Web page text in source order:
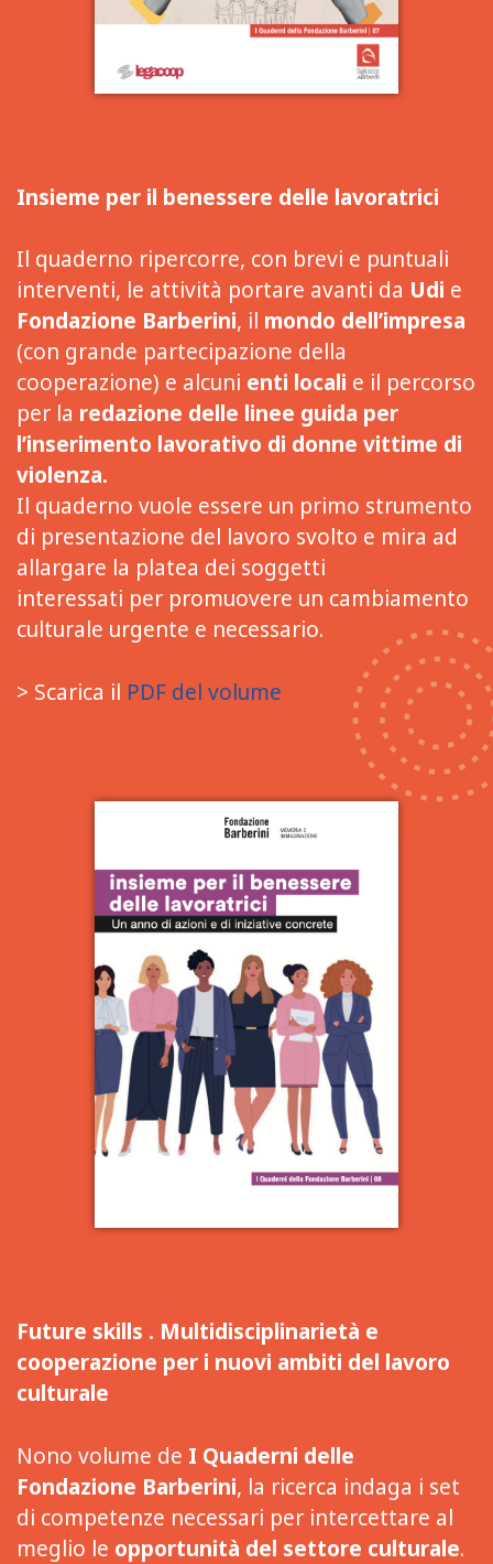
Insieme per il benessere delle lavoratrici
Il quaderno ripercorre, con brevi e puntuali
interventi, le attività portare avanti da Udi e
Fondazione Barberini, il mondo dell’impresa
(con grande partecipazione della
cooperazione) e alcuni enti locali e il percorso
per la redazione delle linee guida per
l’inserimento lavorativo di donne vittime di
violenza.
Il quaderno vuole essere un primo strumento
di presentazione del lavoro svolto e mira ad
allargare la platea dei soggetti
interessati per promuovere un cambiamento
culturale urgente e necessario.
> Scarica il PDF del volume
Future skills . Multidisciplinarietà e
cooperazione per i nuovi ambiti del lavoro
culturale
Nono volume de I Quaderni delle
Fondazione Barberini, la ricerca indaga i set
di competenze necessari per intercettare al
meglio le opportunità del settore culturale.